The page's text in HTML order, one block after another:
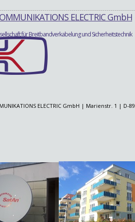
ELECTRIC GmbH
für Breitbandverkabelung und Sicherheitstechnik
ELECTRIC GmbH | Marienstr. 1 | D-